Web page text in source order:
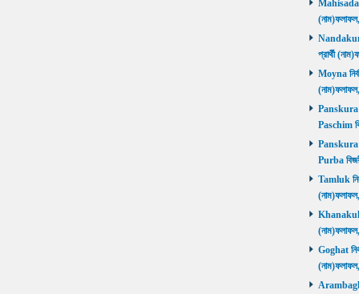
Mahisadal
প্রার্থী
Moyna
Panskura
Paschim
Panskura
Purba
Tamluk
Khanakul
Goghat
Arambagh